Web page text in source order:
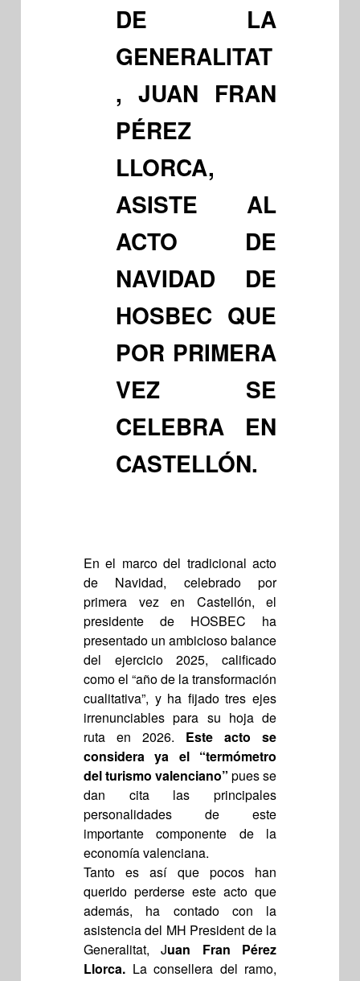
DE LA
GENERALITAT
, JUAN FRAN
PÉREZ
LLORCA,
ASISTE AL
ACTO DE
NAVIDAD DE
HOSBEC QUE
POR PRIMERA
VEZ SE
CELEBRA EN
CASTELLÓN.
En el marco del tradicional acto
de Navidad, celebrado por
primera vez en Castellón, el
presidente de HOSBEC ha
presentado un ambicioso balance
del ejercicio 2025, calificado
como el “año de la transformación
cualitativa”, y ha fijado tres ejes
irrenunciables para su hoja de
ruta en 2026. Este acto se
considera ya el “termómetro
del turismo valenciano” pues se
dan cita las principales
personalidades de este
importante componente de la
economía valenciana.
Tanto es así que pocos han
querido perderse este acto que
además, ha contado con la
asistencia del MH President de la
Generalitat, Juan Fran Pérez
Llorca. La consellera del ramo,